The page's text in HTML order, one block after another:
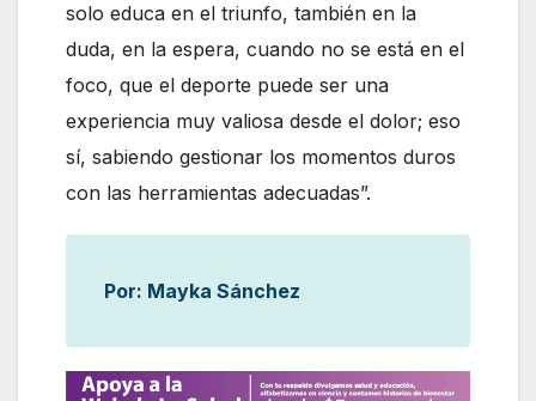
solo educa en el triunfo, también en la
duda, en la espera, cuando no se está en el
foco, que el deporte puede ser una
experiencia muy valiosa desde el dolor; eso
sí, sabiendo gestionar los momentos duros
con las herramientas adecuadas”.
Por: Mayka Sánchez